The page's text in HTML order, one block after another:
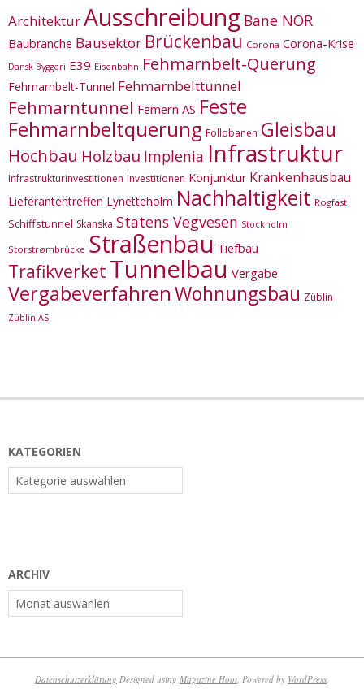
ArchitekturAusschreibung Bane NOR
Baubranche Bausektor Brückenbau Corona Corona-Krise
Dansk Byggeri E39 Eisenbahn Fehmarnbelt-Querung
Fehmarnbelt-Tunnel Fehmarnbelttunnel
Fehmarntunnel Femern AS Feste
Fehmarnbeltquerung Follobanen Gleisbau
Hochbau Holzbau Implenia Infrastruktur
Infrastrukturinvestitionen Investitionen Konjunktur Krankenhausbau
Lieferantentreffen Lynetteholm Nachhaltigkeit Rogfast
Schiffstunnel Skanska Statens Vegvesen Stockholm
Storstrømbrücke Straßenbau Tiefbau
Trafikverket Tunnelbau Vergabe
VergabeverfahrenWohnungsbau Züblin
Züblin AS
KATEGORIEN
Kategorien
ARCHIV
Archiv
Datenschutzerklärung Designed using Magazine Hoot . Powered by WordPress